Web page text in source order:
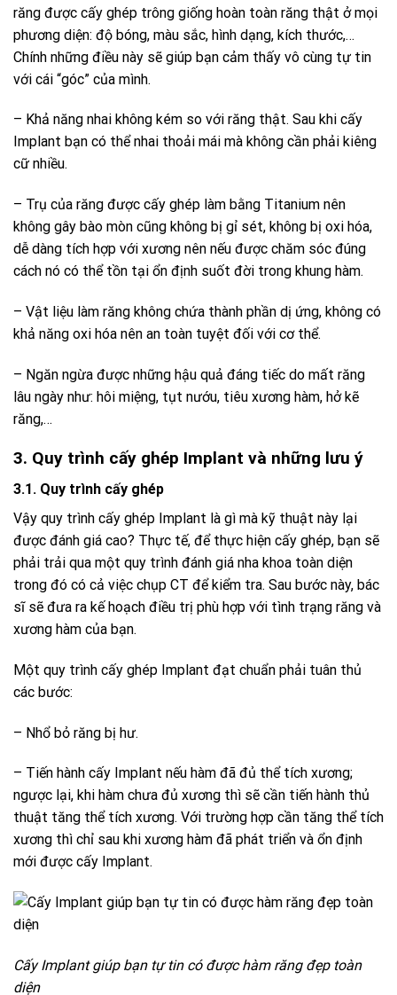
răng được cấy ghép trông giống hoàn toàn răng thật ở mọi
phương diện: độ bóng, màu sắc, hình dạng, kích thước,…
Chính những điều này sẽ giúp bạn cảm thấy vô cùng tự tin
với cái “góc” của mình.
– Khả năng nhai không kém so với răng thật. Sau khi cấy
Implant bạn có thể nhai thoải mái mà không cần phải kiêng
cữ nhiều.
– Trụ của răng được cấy ghép làm bằng Titanium nên
không gây bào mòn cũng không bị gỉ sét, không bị oxi hóa,
dễ dàng tích hợp với xương nên nếu được chăm sóc đúng
cách nó có thể tồn tại ổn định suốt đời trong khung hàm.
– Vật liệu làm răng không chứa thành phần dị ứng, không có
khả năng oxi hóa nên an toàn tuyệt đối với cơ thể.
– Ngăn ngừa được những hậu quả đáng tiếc do mất răng
lâu ngày như: hôi miệng, tụt nướu, tiêu xương hàm, hở kẽ
răng,…
3. Quy trình cấy ghép Implant và những lưu ý
3.1. Quy trình cấy ghép
Vậy quy trình cấy ghép Implant là gì mà kỹ thuật này lại
được đánh giá cao? Thực tế, để thực hiện cấy ghép, bạn sẽ
phải trải qua một quy trình đánh giá nha khoa toàn diện
trong đó có cả việc chụp CT để kiểm tra. Sau bước này, bác
sĩ sẽ đưa ra kế hoạch điều trị phù hợp với tình trạng răng và
xương hàm của bạn.
Một quy trình cấy ghép Implant đạt chuẩn phải tuân thủ
các bước:
– Nhổ bỏ răng bị hư.
– Tiến hành cấy Implant nếu hàm đã đủ thể tích xương;
ngược lại, khi hàm chưa đủ xương thì sẽ cần tiến hành thủ
thuật tăng thể tích xương. Với trường hợp cần tăng thể tích
xương thì chỉ sau khi xương hàm đã phát triển và ổn định
mới được cấy Implant.
Cấy Implant giúp bạn tự tin có được hàm răng đẹp toàn
diện